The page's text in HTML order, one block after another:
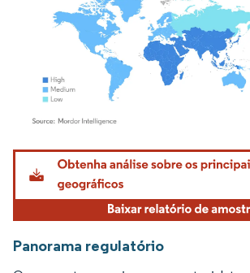
Imagem © Mordor Intelligence. O reuso requer
Panorama regulatório